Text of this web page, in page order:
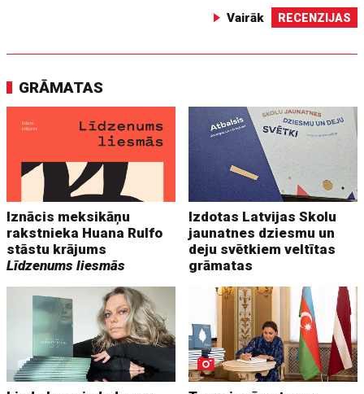
Vairāk RECENZIJAS
GRĀMATAS
Iznācis meksikāņu
rakstnieka Huana Rulfo
stāstu krājums
Līdzenums liesmās
Izdotas Latvijas Skolu
jaunatnes dziesmu un
deju svētkiem veltītas
grāmatas